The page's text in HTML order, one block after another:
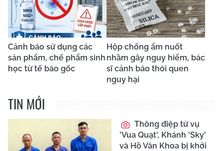
Cảnh báo sử dụng các
sản phẩm, chế phẩm sinh
học từ tế bào gốc
Hộp chống ẩm nuốt
nhầm gây nguy hiểm, bác
sĩ cảnh báo thói quen
nguy hại
TIN MỚI
Thông điệp từ vụ
'Vua Quạt', Khánh 'Sky'
và Hồ Văn Khoa bị khởi